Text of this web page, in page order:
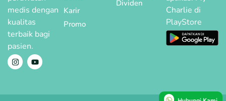
medis dengan
kualitas
terbaik bagi
pasien.
Karir
Promo
Dividen
Charlie di
PlayStore